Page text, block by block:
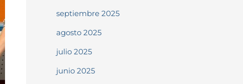
septiembre 2025
agosto 2025
julio 2025
junio 2025